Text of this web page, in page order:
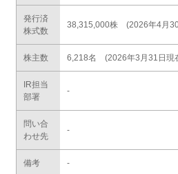
発行済
株式数
38,315,000株 (2026年4月30
株主数 6,218名 (2026年3月31日現
IR担当
部署
-
問い合
わせ先
-
備考 -